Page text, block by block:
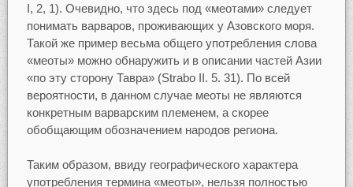
I, 2, 1). Очевидно, что здесь под «меотами» следует
понимать варваров, проживающих у Азовского моря.
Такой же пример весьма общего употребления слова
«меоты» можно обнаружить и в описании частей Азии
«по эту сторону Тавра» (Strabo II. 5. 31). По всей
вероятности, в данном случае меоты не являются
конкретным варварским племенем, а скорее
обобщающим обозначением народов региона.
Таким образом, ввиду географического характера
употребления термина «меоты», нельзя полностью